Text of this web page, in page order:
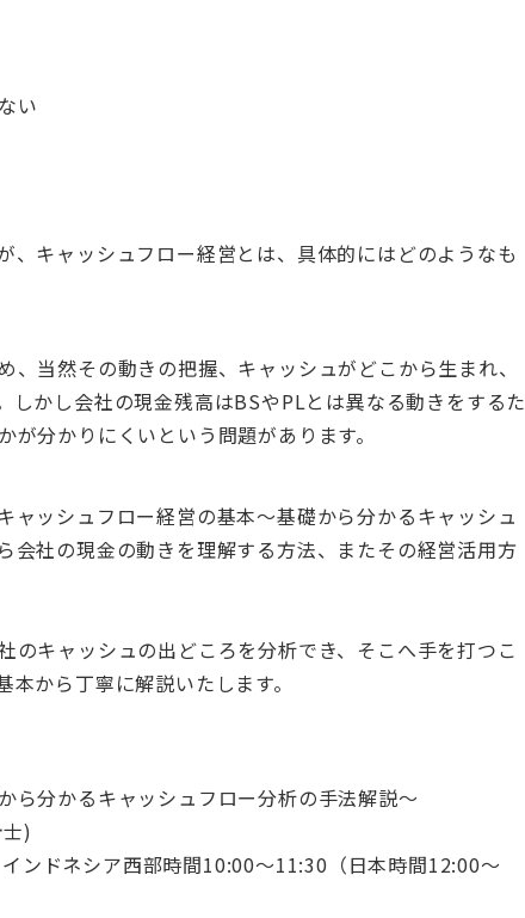
い
、キャッシュフロー経営とは、具体的にはどのようなも
当然その動きの把握、 キャッシュがどこから生まれ、
しかし会社の現金残高はBSやPLとは異なる動きをするた
が分かりにくい という問題があります。
ッシュフロー経営の基本～基礎から分かるキャッシュ
会社の現金の動きを理解する方法、またその経営活用方
のキャッシュの出どころを分析でき、そこへ手を打つこ
から丁寧に解説いたします。
ら分かるキャッシュフロー分析の手法解説～
)
ドネシア西部時間10:00～11:30（日本時間12:00～